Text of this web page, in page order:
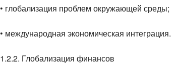
• глобализация проблем окружающей среды;
• международная экономическая интеграция.
1.2.2. Глобализация финансов